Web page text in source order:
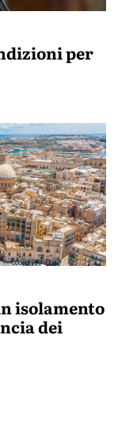
per
isolamento
dei